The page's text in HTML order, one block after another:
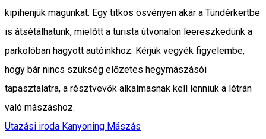
kipihenjük magunkat. Egy titkos ösvényen akár a Tündérkertbe
is átsétálhatunk, mielőtt a turista útvonalon leereszkedünk a
parkolóban hagyott autóinkhoz. Kérjük vegyék figyelembe,
hogy bár nincs szükség előzetes hegymászásói
tapasztalatra, a résztvevők alkalmasnak kell lenniük a létrán
való mászáshoz.
Utazási iroda Kanyoning Mászás